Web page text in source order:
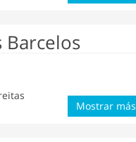
Mostrar más